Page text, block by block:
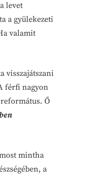
levet
a gyülekezeti
valamit
visszajátszani
férfi nagyon
Ő
mintha
a